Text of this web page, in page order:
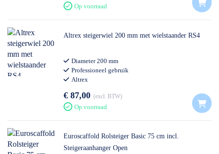
Op voorraad
Altrex steigerwiel 200 mm met wielstaander RS4
Diameter 200 mm
Professioneel gebruik
Altrex
€ 87,00 excl. BTW
Op voorraad
Euroscaffold Rolsteiger Basic 75 cm incl.
Steigeraanhanger Open